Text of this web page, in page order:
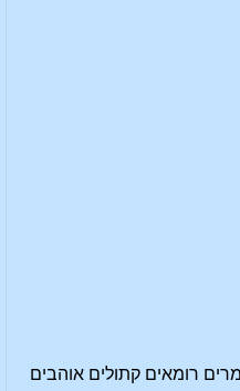
רומאים קתולים אוהבים